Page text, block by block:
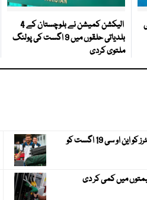
الیکشن کمیشن نے بلوچستان کے 4
بلدیاتی حلقوں میں 9 اگست کی پولنگ
ملتوی کردی
کیریبین پریمیئر لیگ ، قومی کرکٹرز کو این او سی 19 اگست کو
میں کمی کر دی